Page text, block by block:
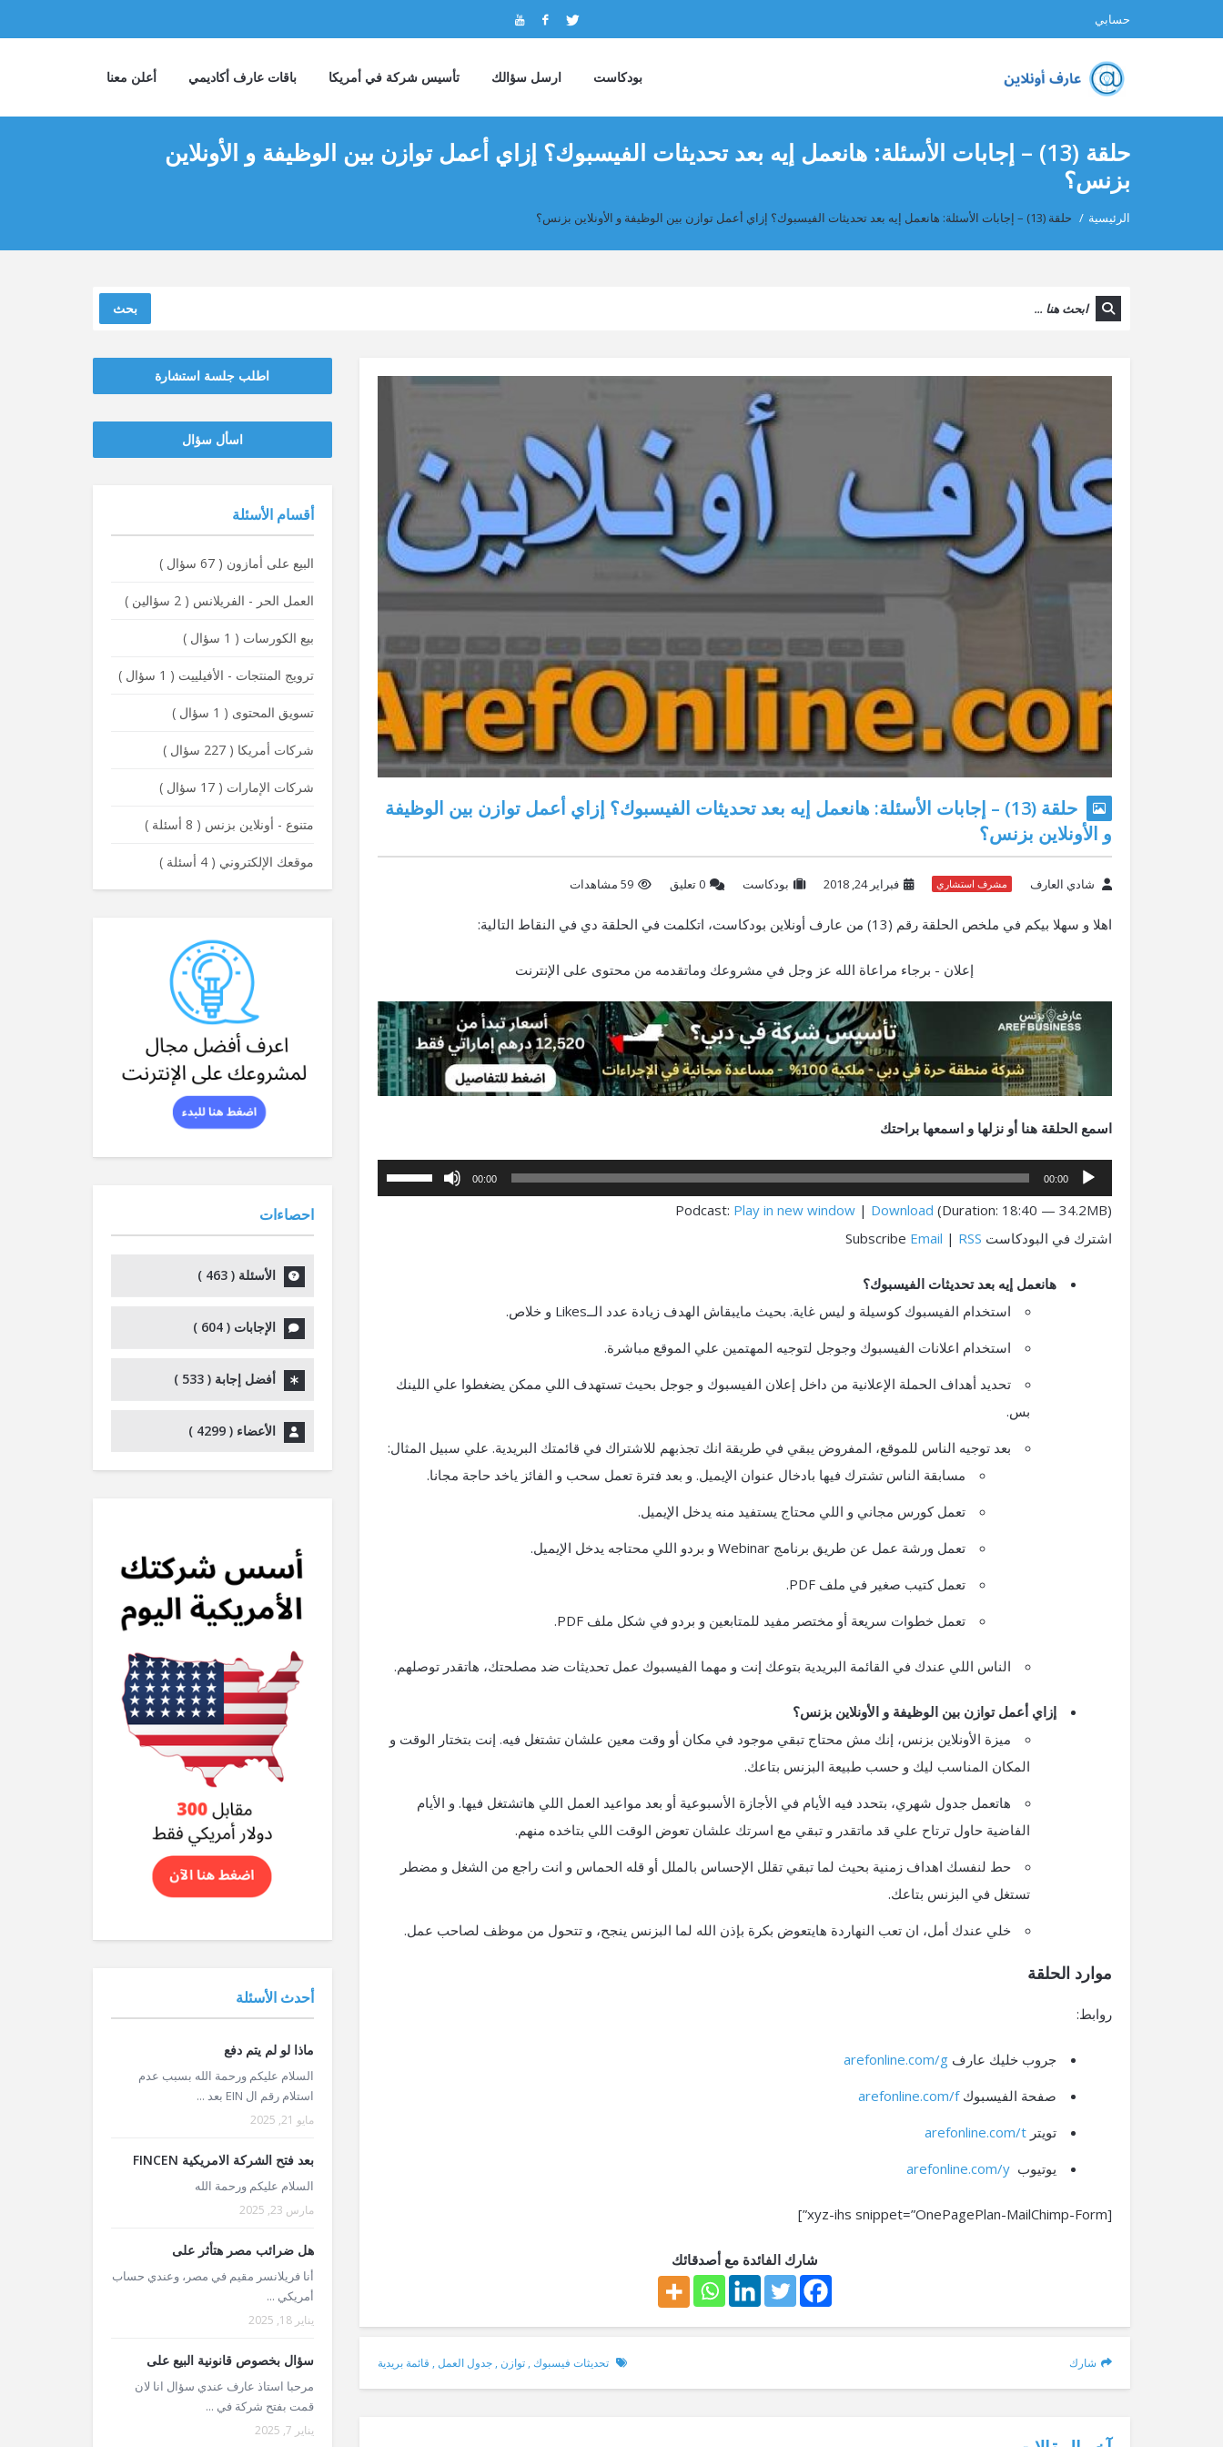
حسابي
بودكاست ارسل سؤالك تأسيس شركة في أمريكا باقات عارف أكاديمي أعلن معنا
حلقة (13) – إجابات الأسئلة: هانعمل إيه بعد تحديثات الفيسبوك؟ إزاي أعمل توازن بين الوظيفة و الأونلاين
بزنس؟
الرئيسية / حلقة (13) – إجابات الأسئلة: هانعمل إيه بعد تحديثات الفيسبوك؟ إزاي أعمل توازن بين الوظيفة و الأونلاين بزنس؟
بحث
حلقة (13) – إجابات الأسئلة: هانعمل إيه بعد تحديثات الفيسبوك؟ إزاي أعمل توازن بين الوظيفة
و الأونلاين بزنس؟
شادي العارف مشرف استشاري فبراير 24, 2018 بودكاست ‫0 تعليق 59 مشاهدات
اهلا و سهلا بيكم في ملخص الحلقة رقم (13) من عارف أونلاين بودكاست، اتكلمت في الحلقة دي في النقاط التالية:
إعلان - برجاء مراعاة الله عز وجل في مشروعك وماتقدمه من محتوى على الإنترنت
اسمع الحلقة هنا أو نزلها و اسمعها براحتك
مشغل
الصوت
00:00
00:00
استخدم
مفاتيح
Podcast: Play in new window | Download (Duration: 18:40 — 34.2MB)
اشترك في البودكاست Subscribe
Email | RSS
هانعمل إيه بعد تحديثات الفيسبوك؟
استخدام الفيسبوك كوسيلة و ليس غاية. بحيث مايبقاش الهدف زيادة عدد الــLikes و خلاص.
استخدام اعلانات الفيسبوك وجوجل لتوجيه المهتمين علي الموقع مباشرة.
تحديد أهداف الحملة الإعلانية من داخل إعلان الفيسبوك و جوجل بحيث تستهدف اللي ممكن يضغطوا علي اللينك
بس.
بعد توجيه الناس للموقع، المفروض يبقي في طريقة انك تجذبهم للاشتراك في قائمتك البريدية. علي سبيل المثال:
مسابقة الناس تشترك فيها بادخال عنوان الإيميل. و بعد فترة تعمل سحب و الفائز ياخد حاجة مجانا.
تعمل كورس مجاني و اللي محتاج يستفيد منه يدخل الإيميل.
تعمل ورشة عمل عن طريق برنامج Webinar و بردو اللي محتاجه يدخل الإيميل.
تعمل كتيب صغير في ملف PDF.
تعمل خطوات سريعة أو مختصر مفيد للمتابعين و بردو في شكل ملف PDF.
الناس اللي عندك في القائمة البريدية بتوعك إنت و مهما الفيسبوك عمل تحديثات ضد مصلحتك، هاتقدر توصلهم.
إزاي أعمل توازن بين الوظيفة و الأونلاين بزنس؟
ميزة الأونلاين بزنس، إنك مش محتاج تبقي موجود في مكان أو وقت معين علشان تشتغل فيه. إنت بتختار الوقت و
المكان المناسب ليك و حسب طبيعة البزنس بتاعك.
هاتعمل جدول شهري، بتحدد فيه الأيام في الأجازة الأسبوعية أو بعد مواعيد العمل اللي هاتشتغل فيها. و الأيام
الفاضية حاول ترتاح علي قد ماتقدر و تبقي مع اسرتك علشان تعوض الوقت اللي بتاخده منهم.
حط لنفسك اهداف زمنية بحيث لما تبقي تقلل الإحساس بالملل أو قله الحماس و انت راجع من الشغل و مضطر
تستغل في البزنس بتاعك.
خلي عندك أمل، ان تعب النهاردة هايتعوض بكرة بإذن الله لما البزنس ينجح، و تتحول من موظف لصاحب عمل.
موارد الحلقة
روابط:
جروب خليك عارف arefonline.com/g
صفحة الفيسبوكarefonline.com/f
تويتر arefonline.com/t
يوتيوب arefonline.com/y
[xyz-ihs snippet=”OnePagePlan-MailChimp-Form”]
شارك الفائدة مع أصدقائك
تحديثات فيسبوك ,توازن ,جدول العمل , قائمة بريدية شارك
اطلب جلسة استشارة
‫‫اسأل سؤال
أقسام الأسئلة
البيع على أمازون (67 سؤال )
العمل الحر - الفريلانس (2 سؤالين )
بيع الكورسات ( 1 سؤال )
ترويج المنتجات - الأفيلييت ( 1 سؤال )
تسويق المحتوى ( 1 سؤال )
شركات أمريكا (227 سؤال )
شركات الإمارات (17 سؤال )
متنوع - أونلاين بزنس ( 8 أسئلة )
موقعك الإلكتروني (4 أسئلة )
احصاءات
الأسئلة (463
)
الإجابات (604
)
أفضل إجابة (533
)
الأعضاء (4299
)
أحدث الأسئلة
ماذا لو لم يتم دفع
السلام عليكم ورحمة الله بسبب عدم
استلام رقم ال EIN بعد ...
مايو 21, 2025
بعد فتح الشركة الامريكية FINCEN
السلام عليكم ورحمة الله
مارس 23, 2025
هل ضرائب مصر هتأثر على
أنا فريلانسر مقيم في مصر، وعندي حساب
أمريكي ...
يناير 18, 2025
سؤال بخصوص قانونية البيع على
مرحبا استاذ عارف عندي سؤال انا لان
قمت بفتح شركة في ...
يناير 7, 2025